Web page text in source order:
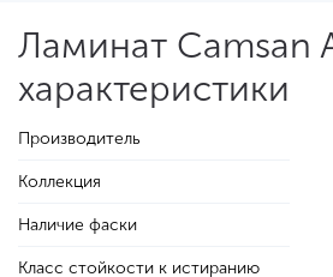
Ламинат Camsan
характеристики
Производитель
Коллекция
Наличие фаски
Класс стойкости к истиранию